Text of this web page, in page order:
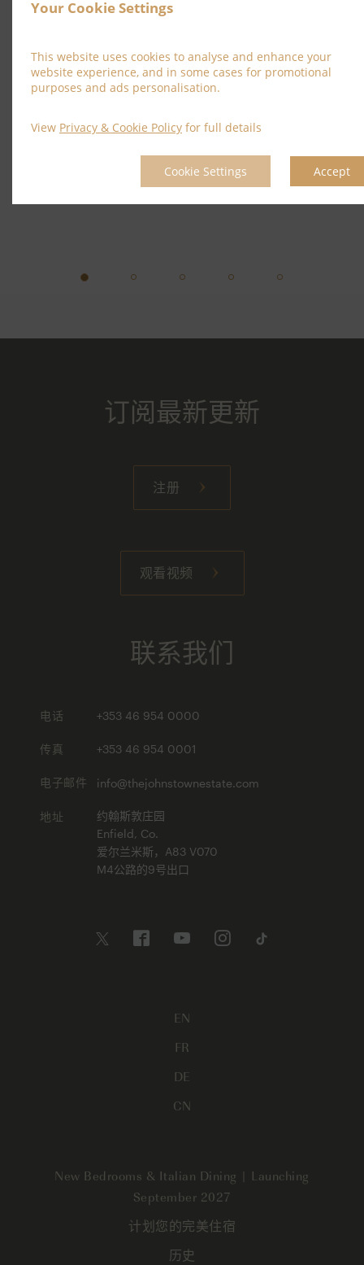
Your Cookie Settings
This website uses cookies to analyse and enhance your
website experience, and in some cases for promotional
purposes and ads personalisation.
View Privacy & Cookie Policy for full details
Cookie Settings Accept
择，他们想享受酒店的所有设施，但又欣赏家外
之家的自由，包括带洗碗机、冰箱、洗衣机-干衣
机和微波炉的厨房。
了解更多
订阅最新更新
注册
观看视频
联系我们
电话 +353 46 954 0000
传真 +353 46 954 0001
电子邮件 info@thejohnstownestate.com
地址
约翰斯敦庄园
Enfield, Co.
爱尔兰米斯，A83 V070
M4公路的9号出口
EN
FR
DE
CN
New Bedrooms & Italian Dining | Launching
September 2027
计划您的完美住宿
历史